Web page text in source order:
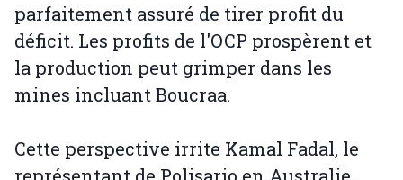
parfaitement assuré de tirer profit du
déficit. Les profits de l'OCP prospèrent et
la production peut grimper dans les
mines incluant Boucraa.
Cette perspective irrite Kamal Fadal, le